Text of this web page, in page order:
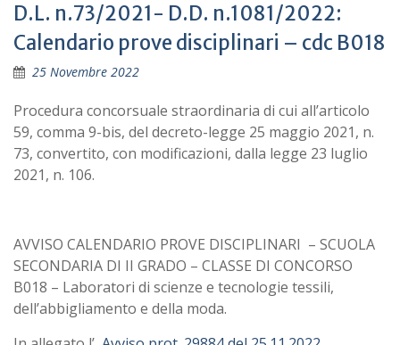
D.L. n.73/2021- D.D. n.1081/2022:
Calendario prove disciplinari – cdc B018
25 Novembre 2022
Procedura concorsuale straordinaria di cui all’articolo
59, comma 9-bis, del decreto-legge 25 maggio 2021, n.
73, convertito, con modificazioni, dalla legge 23 luglio
2021, n. 106.
AVVISO CALENDARIO PROVE DISCIPLINARI – SCUOLA
SECONDARIA DI II GRADO – CLASSE DI CONCORSO
B018 – Laboratori di scienze e tecnologie tessili,
dell’abbigliamento e della moda.